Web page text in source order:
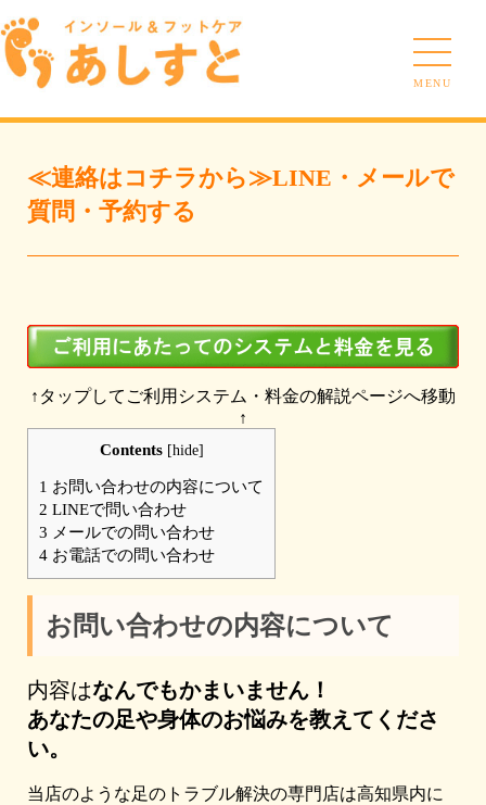
MENU
≪連絡はコチラから≫LINE・メールで
質問・予約する
↑タップしてご利用システム・料金の解説ページへ移動
↑
Contents [hide]
1 お問い合わせの内容について
2 LINEで問い合わせ
3 メールでの問い合わせ
4 お電話での問い合わせ
お問い合わせの内容について
内容はなんでもかまいません！
あなたの足や身体のお悩みを教えてくださ
い。
当店のような足のトラブル解決の専門店は高知県内に